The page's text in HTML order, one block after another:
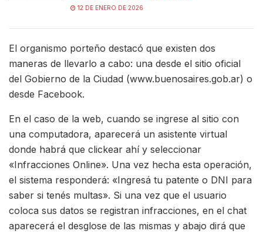
12 DE ENERO DE 2026
El organismo porteño destacó que existen dos
maneras de llevarlo a cabo: una desde el sitio oficial
del Gobierno de la Ciudad (www.buenosaires.gob.ar) o
desde Facebook.
En el caso de la web, cuando se ingrese al sitio con
una computadora, aparecerá un asistente virtual
donde habrá que clickear ahí y seleccionar
«Infracciones Online». Una vez hecha esta operación,
el sistema responderá: «Ingresá tu patente o DNI para
saber si tenés multas». Si una vez que el usuario
coloca sus datos se registran infracciones, en el chat
aparecerá el desglose de las mismas y abajo dirá que